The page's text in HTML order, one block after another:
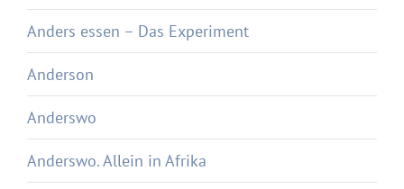
Anders essen – Das Experiment
Anderson
Anderswo
Anderswo. Allein in Afrika